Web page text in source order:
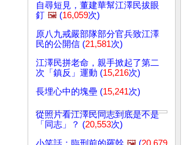
自尋短見，董建華幫江澤民拔眼
釘 🖼️ (16,059次)
原八九戒嚴部隊部分官兵致江澤
民的公開信 (21,581次)
江澤民拼老命，親手掀起了第二
次「鎮反」運動 (15,216次)
長埋心中的塊壘 (15,241次)
從照片看江澤民同志到底是不是
「同志」？ (20,553次)